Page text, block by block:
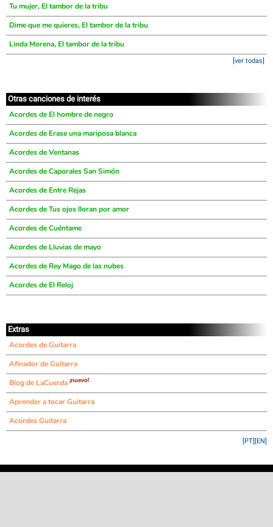
Tu mujer, El tambor de la tribu
Dime que me quieres, El tambor de la tribu
Linda Morena, El tambor de la tribu
[ver todas]
Otras canciones de interés
Acordes de El hombre de negro
Acordes de Erase una mariposa blanca
Acordes de Ventanas
Acordes de Caporales San Simón
Acordes de Entre Rejas
Acordes de Tus ojos lloran por amor
Acordes de Cuéntame
Acordes de Lluvias de mayo
Acordes de Rey Mago de las nubes
Acordes de El Reloj
Extras
Acordes de Guitarra
Afinador de Guitarra
Blog de LaCuerda ¡nuevo!
Aprender a tocar Guitarra
Acordes Guitarra
[EN]
[PT]